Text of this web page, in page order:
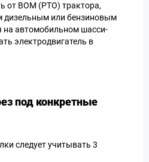
от ВОМ (PTO) трактора,
дизельным или бензиновым
на автомобильном шасси-
электродвигатель в
под конкретные
следует учитывать 3